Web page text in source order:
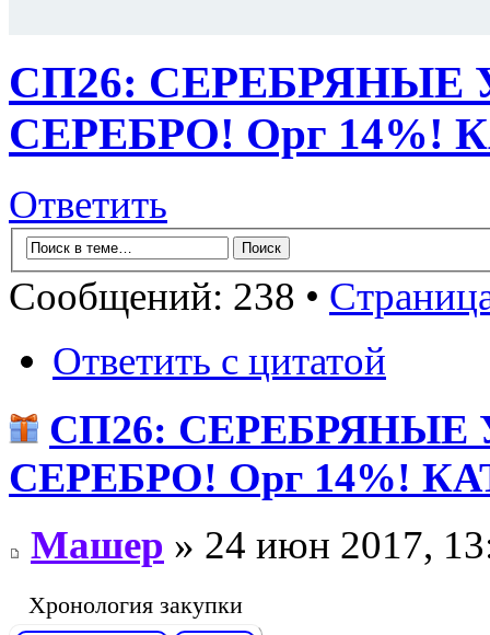
СП26:
СЕРЕБРО! Орг 14%!
Ответить
Сообщений: 238 •
Ответить с цитатой
СП26:
СЕРЕБРО! Орг 14%!
Машер » 24 июн 2017,
Хронология закупки